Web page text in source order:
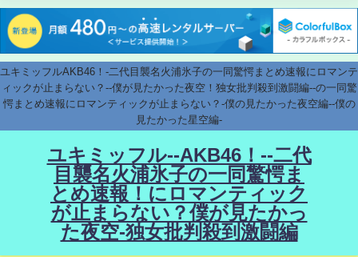
ユキミッフルAKB46！-二代目襲名火浦氷子の一同驚愕まとめ速報にロマンテ
ィックが止まらない？--僕が見たかった夜空！独女批判殺到激闘編--の一同驚
愕まとめ速報にロマンティックが止まらない？-僕の見たかった夜空編--僕の
見たかった星空編-
ユキミッフル--AKB46！--二代
目襲名火浦氷子の一同驚愕ま
とめ速報！にロマンティック
が止まらない？僕が見たかっ
た夜空-独女批判殺到激闘編